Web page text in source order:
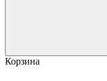
Корзина